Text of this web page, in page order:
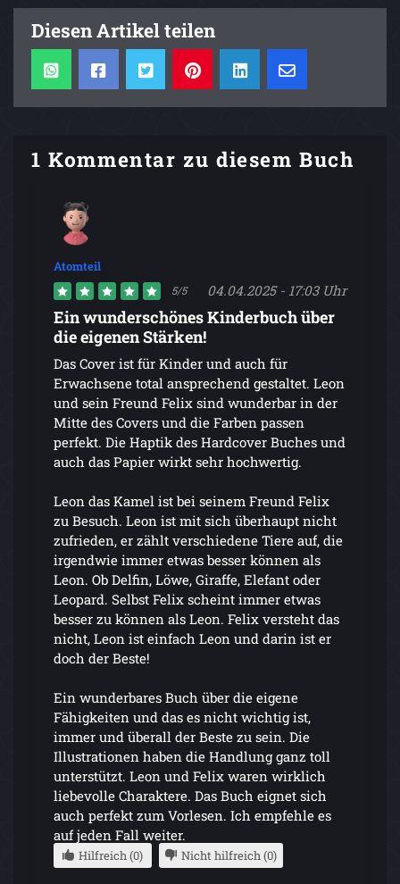
Diesen Artikel teilen
1 Kommentar zu diesem Buch
Atomteil
5/5 04.04.2025 - 17:03 Uhr
Ein wunderschönes Kinderbuch über
die eigenen Stärken!
Das Cover ist für Kinder und auch für
Erwachsene total ansprechend gestaltet. Leon
und sein Freund Felix sind wunderbar in der
Mitte des Covers und die Farben passen
perfekt. Die Haptik des Hardcover Buches und
auch das Papier wirkt sehr hochwertig.
Leon das Kamel ist bei seinem Freund Felix
zu Besuch. Leon ist mit sich überhaupt nicht
zufrieden, er zählt verschiedene Tiere auf, die
irgendwie immer etwas besser können als
Leon. Ob Delfin, Löwe, Giraffe, Elefant oder
Leopard. Selbst Felix scheint immer etwas
besser zu können als Leon. Felix versteht das
nicht, Leon ist einfach Leon und darin ist er
doch der Beste!
Ein wunderbares Buch über die eigene
Fähigkeiten und das es nicht wichtig ist,
immer und überall der Beste zu sein. Die
Illustrationen haben die Handlung ganz toll
unterstützt. Leon und Felix waren wirklich
liebevolle Charaktere. Das Buch eignet sich
auch perfekt zum Vorlesen. Ich empfehle es
auf jeden Fall weiter.
Hilfreich (0) Nicht hilfreich (0)